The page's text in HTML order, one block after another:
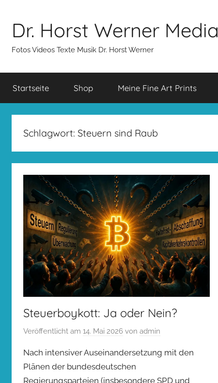
springen
Dr. Horst Werner Media
Fotos Videos Texte Musik Dr. Horst Werner
Startseite Shop Meine Fine Art Prints
Schlagwort: Steuern sind Raub
Steuerboykott: Ja oder Nein?
Veröffentlicht am 14. Mai 2026 von admin
Nach intensiver Auseinandersetzung mit den
Plänen der bundesdeutschen
Regierungsparteien (insbesondere SPD und